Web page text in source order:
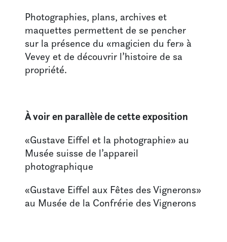
Photographies, plans, archives et
maquettes permettent de se pencher
sur la présence du «magicien du fer» à
Vevey et de découvrir l’histoire de sa
propriété.
À voir en parallèle de cette exposition
«Gustave Eiffel et la photographie» au
Musée suisse de l’appareil
photographique
«Gustave Eiffel aux Fêtes des Vignerons»
au Musée de la Confrérie des Vignerons